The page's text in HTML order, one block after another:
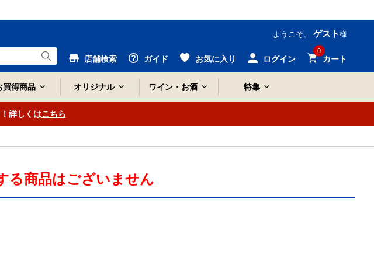
ようこそ、 ゲスト 様
店舗検索 ガイド お気に入り ログイン
0
カート
買得商品 オリジナル ワイン・お酒 特集
詳しくはこちら
る商品はございません